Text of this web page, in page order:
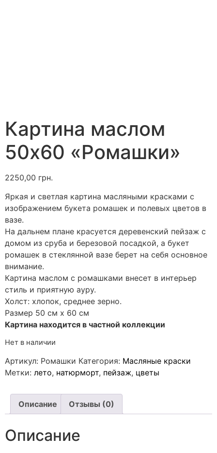
Картина маслом
50х60 «Ромашки»
2250,00 грн.
Яркая и светлая картина масляными красками с
изображением букета ромашек и полевых цветов в
вазе.
На дальнем плане красуется деревенский пейзаж с
домом из сруба и березовой посадкой, а букет
ромашек в стеклянной вазе берет на себя основное
внимание.
Картина маслом с ромашками внесет в интерьер
стиль и приятную ауру.
Холст: хлопок, среднее зерно.
Размер 50 см х 60 см
Картина находится в частной коллекции
Нет в наличии
Артикул: Ромашки Категория: Масляные краски
Метки: лето, натюрморт, пейзаж, цветы
Описание Отзывы (0)
Описание